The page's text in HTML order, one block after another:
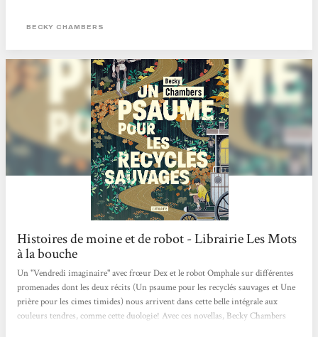
scientifiques (astrobiologiste et ingénieur satellite), elle bouscule le monde très
BECKY CHAMBERS
Histoires de moine et de robot - Librairie Les Mots
à la bouche
Un "Vendredi imaginaire" avec frœur Dex et le robot Omphale sur différentes
promenades dont les deux récits (Un psaume pour les recyclés sauvages et Une
prière pour les cimes timides) nous arrivent dans cette belle intégrale aux
couleurs tendres, comme cette duologie! Avec ces novellas, Becky Chambers